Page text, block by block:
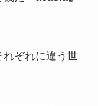
れぞれに違う世